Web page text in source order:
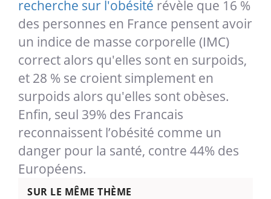
recherche sur l'obésité révèle que 16 %
des personnes en France pensent avoir
un indice de masse corporelle (IMC)
correct alors qu'elles sont en surpoids,
et 28 % se croient simplement en
surpoids alors qu'elles sont obèses.
Enfin, seul 39% des Francais
reconnaissent l’obésité comme un
danger pour la santé, contre 44% des
Européens.
SUR LE MÊME THÈME